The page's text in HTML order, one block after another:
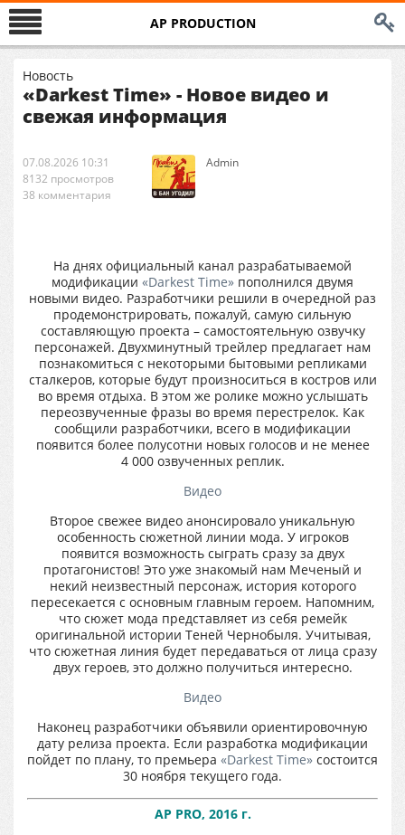
AP PRODUCTION
Новость
«Darkest Time» - Новое видео и
свежая информация
07.08.2026 10:31
8132 просмотров
38 комментария
Аdmin
На днях официальный канал разрабатываемой
модификации «Darkest Time» пополнился двумя
новыми видео. Разработчики решили в очередной раз
продемонстрировать, пожалуй, самую сильную
составляющую проекта – самостоятельную озвучку
персонажей. Двухминутный трейлер предлагает нам
познакомиться с некоторыми бытовыми репликами
сталкеров, которые будут произноситься в костров или
во время отдыха. В этом же ролике можно услышать
переозвученные фразы во время перестрелок. Как
сообщили разработчики, всего в модификации
появится более полусотни новых голосов и не менее
4 000 озвученных реплик.
Видео
Второе свежее видео анонсировало уникальную
особенность сюжетной линии мода. У игроков
появится возможность сыграть сразу за двух
протагонистов! Это уже знакомый нам Меченый и
некий неизвестный персонаж, история которого
пересекается с основным главным героем. Напомним,
что сюжет мода представляет из себя ремейк
оригинальной истории Теней Чернобыля. Учитывая,
что сюжетная линия будет передаваться от лица сразу
двух героев, это должно получиться интересно.
Видео
Наконец разработчики объявили ориентировочную
дату релиза проекта. Если разработка модификации
пойдет по плану, то премьера «Darkest Time» состоится
30 ноября текущего года.
AP PRO, 2016 г.